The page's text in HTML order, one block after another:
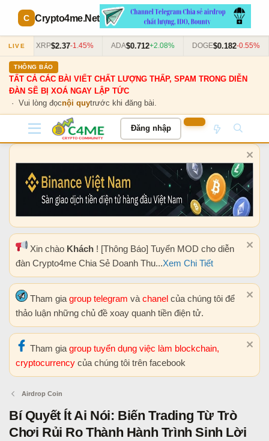
Crypto4me.Net
LIVE XRP$2.37-1.45% ADA$0.712+2.08% DOGE$0.182-0.55%
THÔNG BÁO
TẤT CẢ CÁC BÀI VIẾT CHẤT LƯỢNG THẤP, SPAM TRONG DIỄN
ĐÀN SẼ BỊ XOÁ NGAY LẬP TỨC
· Vui lòng đọcnội quytrước khi đăng bài.
Đăng nhập
Xin chào Khách ! [Thông Báo] Tuyển MOD cho diễn
đàn Crypto4me Chia Sẻ Doanh Thu...Xem Chi Tiết
Tham gia group telegram và chanel của chúng tôi để
thảo luận những chủ đề xoay quanh tiền điện tử.
Tham gia group tuyển dụng việc làm blockchain,
cryptocurrency của chúng tôi trên facebook
Airdrop Coin
Bí Quyết Ít Ai Nói: Biến Trading Từ Trò
Chơi Rủi Ro Thành Hành Trình Sinh Lời